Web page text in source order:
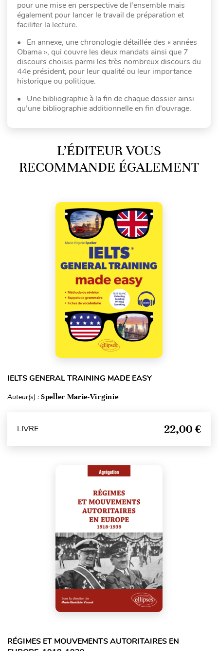
pour une mise en perspective de l’ensemble mais
également pour lancer le travail de préparation et
faciliter la lecture.
• En annexe, une chronologie détaillée des « années
Obama », qui couvre les deux mandats ainsi que 7
discours choisis parmi les très nombreux discours du
44e président, pour leur qualité ou leur importance
historique ou politique.
• Une bibliographie à la fin de chaque dossier ainsi
qu’une bibliographie additionnelle en fin d’ouvrage.
L’ÉDITEUR VOUS
RECOMMANDE ÉGALEMENT
IELTS GENERAL TRAINING MADE EASY
Auteur(s) : Speller Marie-Virginie
LIVRE 22,00 €
RÉGIMES ET MOUVEMENTS AUTORITAIRES EN